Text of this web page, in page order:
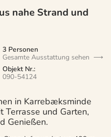
nahe Strand und
3 Personen
Gesamte Ausstattung sehen
Objekt Nr.:
090-54124
in Karrebæksminde
Terrasse und Garten,
Genießen.